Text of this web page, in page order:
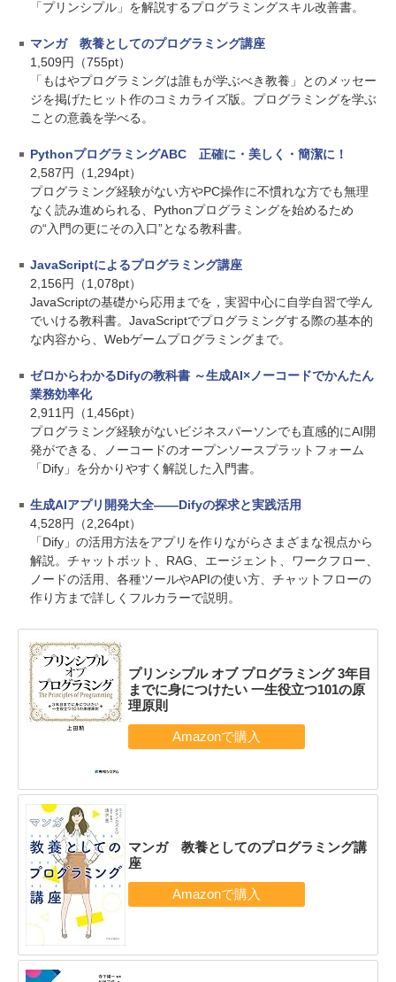
「プリンシプル」を解説するプログラミングスキル改善書。
マンガ 教養としてのプログラミング講座
1,509円（755pt）
「もはやプログラミングは誰もが学ぶべき教養」とのメッセー
ジを掲げたヒット作のコミカライズ版。プログラミングを学ぶ
ことの意義を学べる。
PythonプログラミングABC 正確に・美しく・簡潔に！
2,587円（1,294pt）
プログラミング経験がない方やPC操作に不慣れな方でも無理
なく読み進められる、Pythonプログラミングを始めるため
の“入門の更にその入口”となる教科書。
JavaScriptによるプログラミング講座
2,156円（1,078pt）
JavaScriptの基礎から応用までを，実習中心に自学自習で学ん
でいける教科書。JavaScriptでプログラミングする際の基本的
な内容から、Webゲームプログラミングまで。
ゼロからわかるDifyの教科書 ～生成AI×ノーコードでかんたん
業務効率化
2,911円（1,456pt）
プログラミング経験がないビジネスパーソンでも直感的にAI開
発ができる、ノーコードのオープンソースプラットフォーム
「Dify」を分かりやすく解説した入門書。
生成AIアプリ開発大全――Difyの探求と実践活用
4,528円（2,264pt）
「Dify」の活用方法をアプリを作りながらさまざまな視点から
解説。チャットボット、RAG、エージェント、ワークフロー、
ノードの活用、各種ツールやAPIの使い方、チャットフローの
作り方まで詳しくフルカラーで説明。
プリンシプル オブ プログラミング 3年目
までに身につけたい 一生役立つ101の原
理原則
マンガ 教養としてのプログラミング講
座